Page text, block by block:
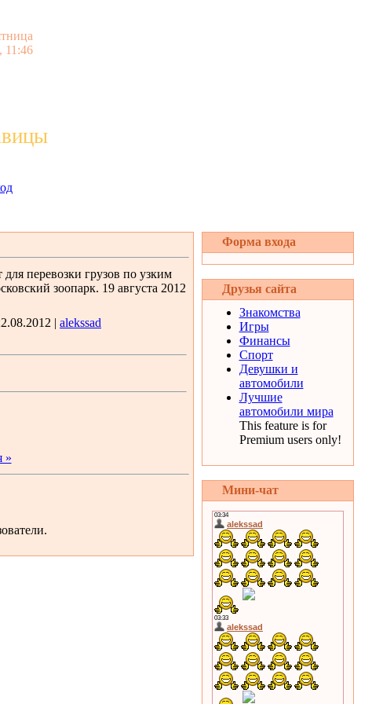
11:46
перевозки грузов по узким
зоопарк. 19 августа 2012
| alekssad
»
Форма входа
Друзья сайта
Знакомства
Игры
Финансы
Спорт
Девушки и
автомобили
Лучшие
автомобили мира
This feature is for
Premium users only!
Мини-чат